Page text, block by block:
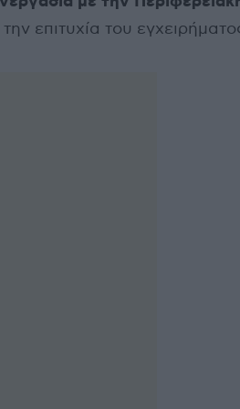
επιτυχία του